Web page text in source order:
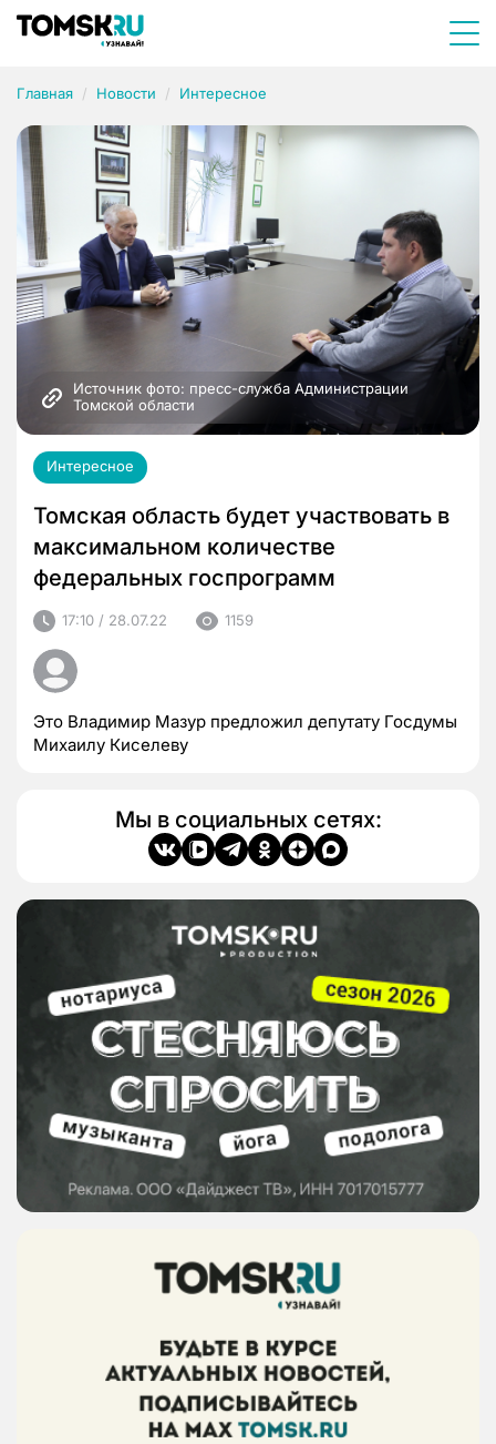
Главная Новости Интересное
Источник фото: пресс-служба Администрации
Томской области
Интересное
Томская область будет участвовать в
максимальном количестве
федеральных госпрограмм
17:10 / 28.07.22 1159
Это Владимир Мазур предложил депутату Госдумы
Михаилу Киселеву
Мы в социальных сетях: